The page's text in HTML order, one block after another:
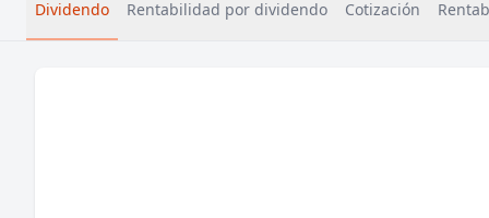
Dividendo Rentabilidad por dividendo Cotización